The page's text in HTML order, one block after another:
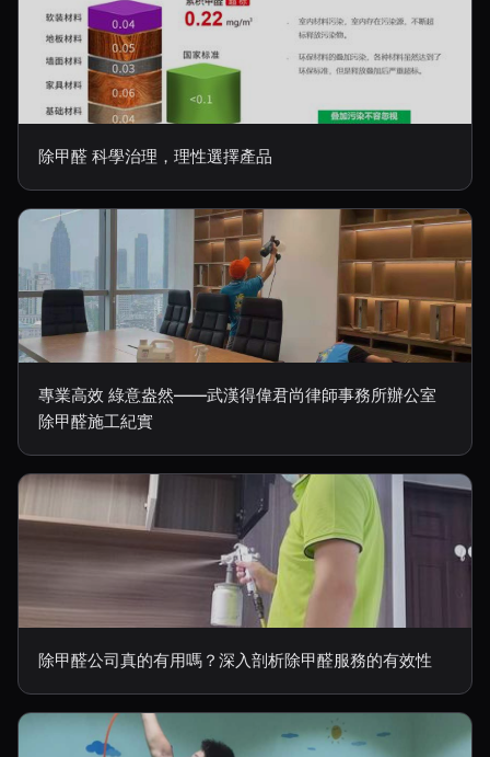
除甲醛 科學治理，理性選擇產品
專業高效 綠意盎然——武漢得偉君尚律師事務所辦公室
除甲醛施工紀實
除甲醛公司真的有用嗎？深入剖析除甲醛服務的有效性